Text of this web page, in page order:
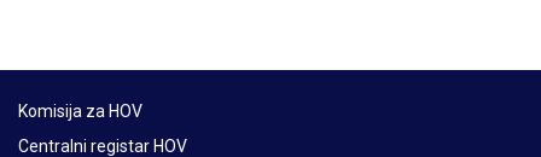
Komisija za HOV
Centralni registar HOV